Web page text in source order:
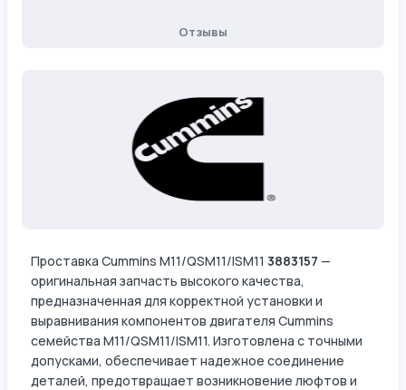
Отзывы
Проставка Cummins M11/QSM11/ISM11 3883157 —
оригинальная запчасть высокого качества,
предназначенная для корректной установки и
выравнивания компонентов двигателя Cummins
семейства M11/QSM11/ISM11. Изготовлена с точными
допусками, обеспечивает надежное соединение
деталей, предотвращает возникновение люфтов и